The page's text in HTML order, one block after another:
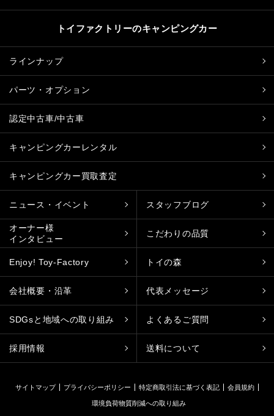
トイファクトリーのキャンピングカー
ラインナップ
パーツ・オプション
認定中古車/中古車
キャンピングカーレンタル
キャンピングカー買取査定
ニュース・イベント スタッフブログ
オーナー様
インタビュー
こだわりの品質
Enjoy! Toy-Factory トイの森
会社概要・沿革 代表メッセージ
SDGsと地域への取り組み よくあるご質問
採用情報 送料について
サイトマップ プライバシーポリシー 特定商取引法に基づく表記 会員規約
環境負荷物質削減への取り組み